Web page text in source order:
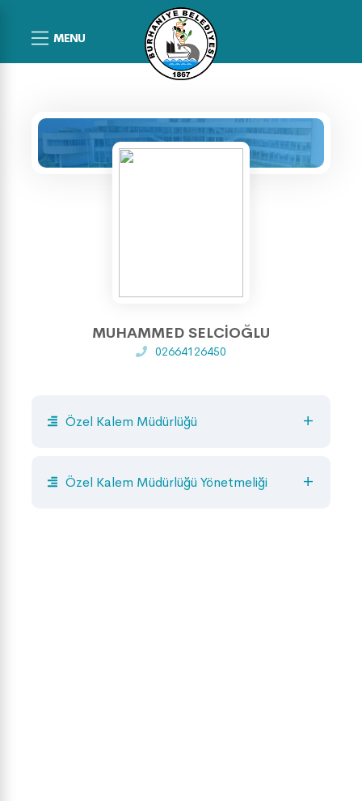
MENU
MUHAMMED SELCİOĞLU
02664126450
Özel Kalem Müdürlüğü
Özel Kalem Müdürlüğü Yönetmeliği